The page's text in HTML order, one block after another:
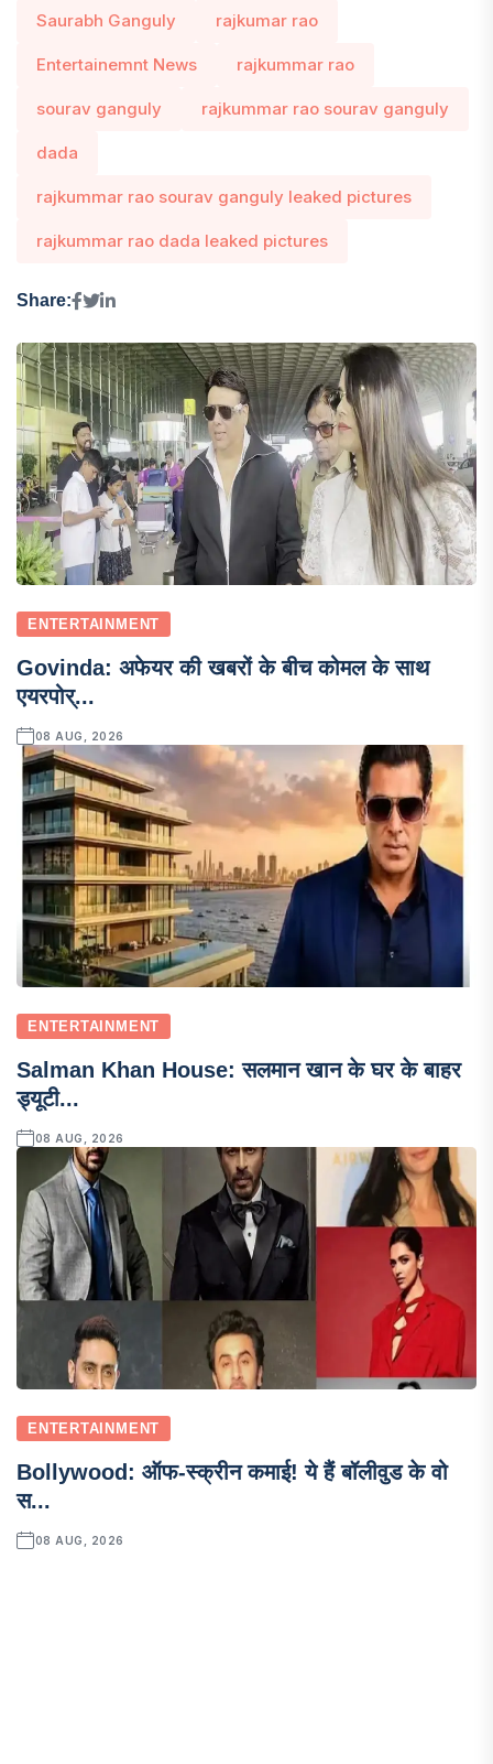
Saurabh Ganguly rajkumar rao
Entertainemnt News rajkummar rao
sourav ganguly rajkummar rao sourav ganguly
dada
rajkummar rao sourav ganguly leaked pictures
rajkummar rao dada leaked pictures
Share:
ENTERTAINMENT
Govinda: अफेयर की खबरों के बीच कोमल के साथ
एयरपोर्...
08 AUG, 2026
ENTERTAINMENT
Salman Khan House: सलमान खान के घर के बाहर
ड्यूटी...
08 AUG, 2026
ENTERTAINMENT
Bollywood: ऑफ-स्क्रीन कमाई! ये हैं बॉलीवुड के वो
स...
08 AUG, 2026